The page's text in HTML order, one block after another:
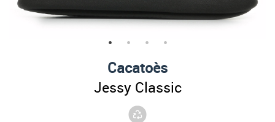
Cacatoès
Jessy Classic